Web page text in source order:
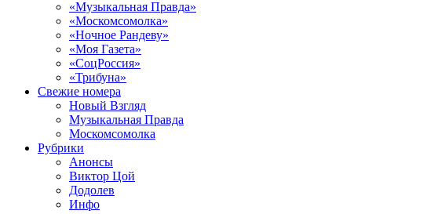
«Музыкальная Правда»
«Москомсомолка»
«Ночное Рандеву»
«Моя Газета»
«СоцРоссия»
«Трибуна»
Свежие номера
Новый Взгляд
Музыкальная Правда
Москомсомолка
Рубрики
Анонсы
Виктор Цой
Додолев
Инфо